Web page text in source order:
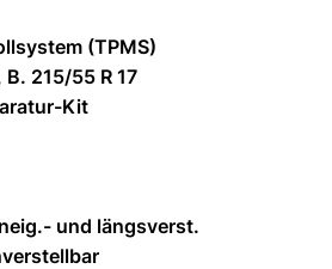
(TPMS)
B. 215/55 R 17
Kit
und längsverst.